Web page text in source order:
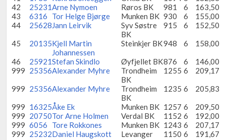
42
25231Arne Nymoen Røros BK 981 6
163,50
43
6316 Tor Helge Bjørge Munken BK 930 6
155,00
44
25628Jann Leirvik
Syv Søstre
BK
915 6
152,50
45
20135Kjell Martin
Johannessen
Steinkjer BK948 6
158,00
46
25921Stefan Skindlo Øyfjellet BK876 6
146,00
999 25356Alexander Myhre
Trondheim
BK
1255 6
209,17
999 25356Alexander Myhre
Trondheim
BK
1235 6
205,83
999 16325Åke Ek Munken BK 1257 6
209,50
999 20750Tor Arne Holmen Verdal BK 1152 6
192,00
999 6056 Tore Rokkones Munken BK 1243 6
207,17
999 25232Daniel Haugskott
Levanger
1150 6 191,67